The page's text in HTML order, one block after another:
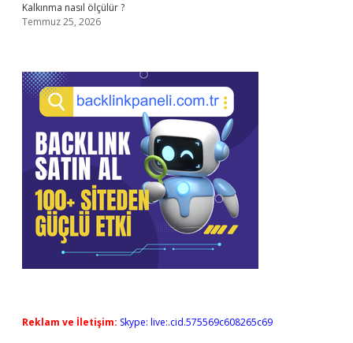
Kalkınma nasıl ölçülür ?
Temmuz 25, 2026
Reklam ve İletişim: Skype: live:.cid.575569c608265c69